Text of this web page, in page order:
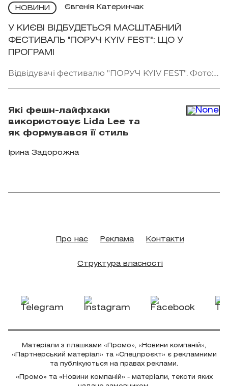
НОВИНИ Євгенія Катеринчак
У КИЄВІ ВІДБУДЕТЬСЯ МАСШТАБНИЙ
ФЕСТИВАЛЬ "ПОРУЧ KYIV FEST": ЩО У
ПРОГРАМІ
Відвідувачі фестивалю "ПОРУЧ KYIV FEST". Фото:
Які фешн-лайфхаки
використовує Lida Lee та
як формувався її стиль
Ірина Задорожна
Про нас Реклама Контакти
Структура власності
Матеріали з плашками «Промо», «Новини компаній»,
«Партнерський матеріал» та «Спецпроєкт» є рекламними
та публікуються на правах реклами.
«Промо» та «Новини компаній» - матеріали, тексти яких